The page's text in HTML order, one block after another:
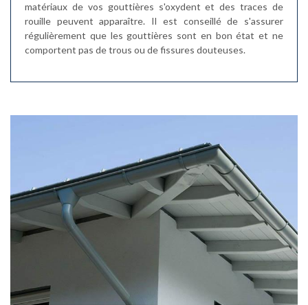
matériaux de vos gouttières s'oxydent et des traces de
rouille peuvent apparaître. Il est conseillé de s'assurer
régulièrement que les gouttières sont en bon état et ne
comportent pas de trous ou de fissures douteuses.